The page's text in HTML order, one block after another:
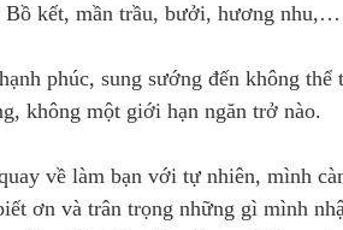
Bồ kết, mần trầu, bưởi, hương nhu,…
phúc, sung sướng đến không
không một giới hạn ngăn trở nào.
về làm bạn với tự nhiên, mình
ơn và trân trọng những gì mình